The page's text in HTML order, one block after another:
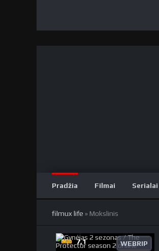
Pradžia Filmai Serialai
filmux life » Mokslinis
WEBRIP
7,1